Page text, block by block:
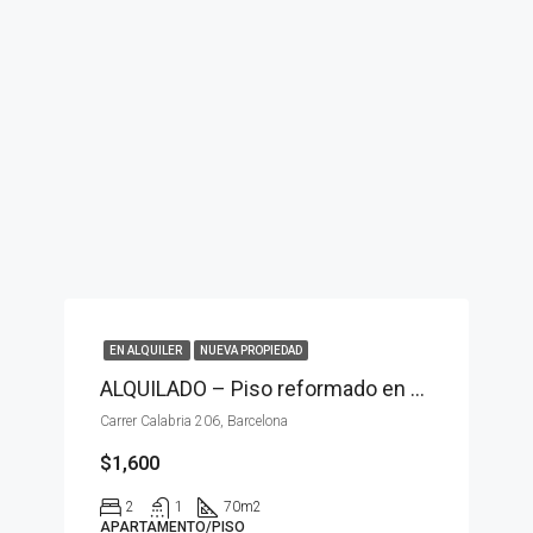
EN ALQUILER NUEVA PROPIEDAD
ALQUILADO – Piso reformado en alquiler, Barcelona
Carrer Calabria 206, Barcelona
$1,600
2 1 70m2
APARTAMENTO/PISO